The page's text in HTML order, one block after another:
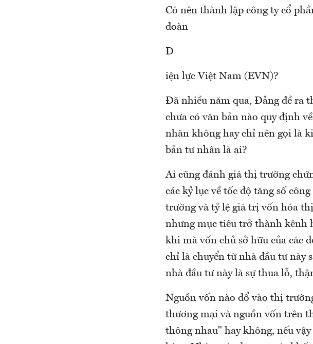
Có nên thành lập công ty cổ
đoàn
Đ
iện lực Việt Nam (EVN)?
Đã nhiều năm qua, Đảng đề ra
chưa có văn bản nào quy định
nhân không hay chỉ nên gọi là
bản tư nhân là ai?
Ai cũng đánh giá thị trường
các kỷ lục về tốc độ tăng số
trường và tỷ lệ giá trị vốn hóa
nhưng mục tiêu trở thành kênh
khi mà vốn chủ sở hữu của các
chỉ là chuyển từ nhà đầu tư này
nhà đầu tư này là sự thua lỗ,
Nguồn vốn nào đổ vào thị
thương mại và nguồn vốn trên
thông nhau" hay không, nếu